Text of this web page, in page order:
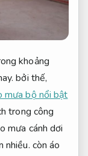
khoảng
bởi thế,
mưa bộ nổi bật
trong công
mưa cánh dơi
nhiều. còn áo